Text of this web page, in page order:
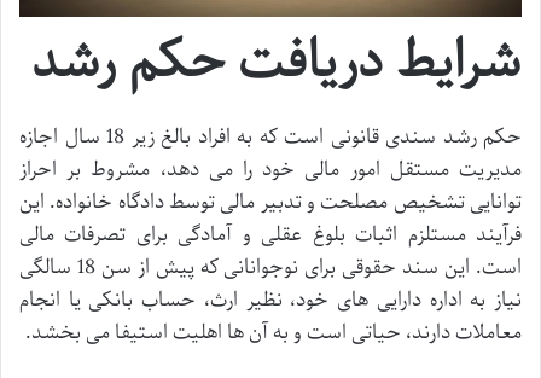
شرایط دریافت حکم رشد
حکم رشد سندی قانونی است که به افراد بالغ زیر 18 سال اجازه
مدیریت مستقل امور مالی خود را می دهد، مشروط بر احراز
توانایی تشخیص مصلحت و تدبیر مالی توسط دادگاه خانواده. این
فرآیند مستلزم اثبات بلوغ عقلی و آمادگی برای تصرفات مالی
است. این سند حقوقی برای نوجوانانی که پیش از سن 18 سالگی
نیاز به اداره دارایی های خود، نظیر ارث، حساب بانکی یا انجام
معاملات دارند، حیاتی است و به آن ها اهلیت استیفا می بخشد.